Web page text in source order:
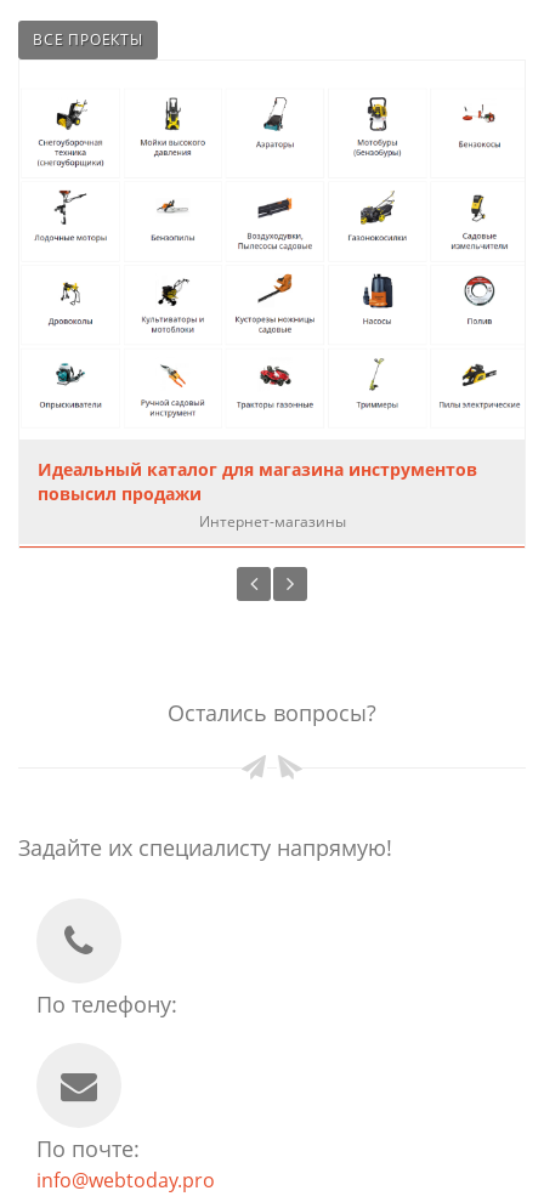
ВСЕ ПРОЕКТЫ
Идеальный каталог для магазина инструментов
повысил продажи
Интернет-магазины
Остались вопросы?
Задайте их специалисту напрямую!
По телефону:
По почте:
info@webtoday.pro